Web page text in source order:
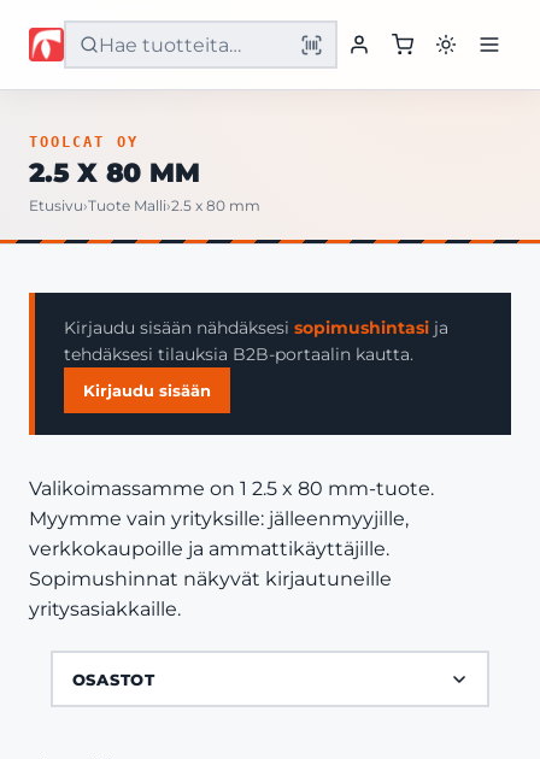
Etusivu
Yritys
Yhteystiedot
TOOLCAT OY
2.5 X 80 MM
Etusivu›Tuote Malli›2.5 x 80 mm
Kirjaudu sisään nähdäksesi sopimushintasi ja
tehdäksesi tilauksia B2B-portaalin kautta.
Kirjaudu sisään
Valikoimassamme on 1 2.5 x 80 mm-tuote.
Myymme vain yrityksille: jälleenmyyjille,
verkkokaupoille ja ammattikäyttäjille.
Sopimushinnat näkyvät kirjautuneille
yritysasiakkaille.
OSASTOT